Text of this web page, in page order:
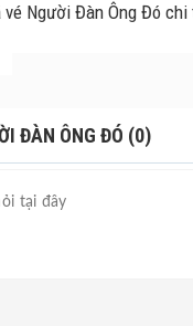
Người Đàn Ông Đó
với người chồng
cô nghĩ mình đã hiểu
trách vụ án. Mở đầu
thích sự tò mò và suy
ĐÀN ÔNG ĐÓ (0)